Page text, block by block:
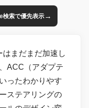
検索で優先表示→
まだまだ加速し
ACC（アダプテ
ったわかりやす
ステアリングの